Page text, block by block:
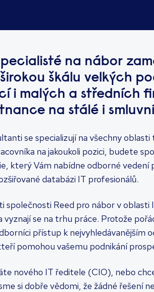
na nábor
škálu velkých
i malých a středních
na stálé i
se specializují na všechny
na jakoukoli pozici, budete
který Vám nabídne odborné vedení
databázi IT profesionálů.
společnosti Reed pro nábor v oblasti
vyznají se na trhu práce. Protože
přístup k nejvyhledávanějším
pomohou vašemu podnikání
nového IT ředitele (CIO), nebo
si dobře vědomi, že žádné řešení